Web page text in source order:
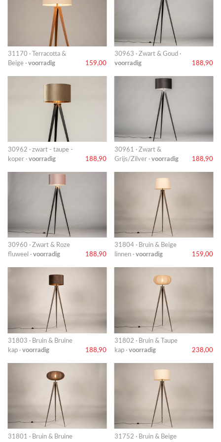
31170 · Terracotta &
Beige · voorradig 159,00
30963 · Zwart & Goud ·
voorradig
188,90
30962 · zwart - taupe -
koper · voorradig 188,90
30961 · Zwart &
Grijs/Zilver · voorradig 188,90
30960 · Zwart & Roze
fluweel · voorradig 188,90
31804 · Bruin & Beige
linnen · voorradig 159,00
31803 · Bruin & Bruine
kap · voorradig 188,90
31802 · Bruin & Taupe
kap · voorradig 238,00
31801 · Bruin & Bruine
31752 · Bruin & Beige